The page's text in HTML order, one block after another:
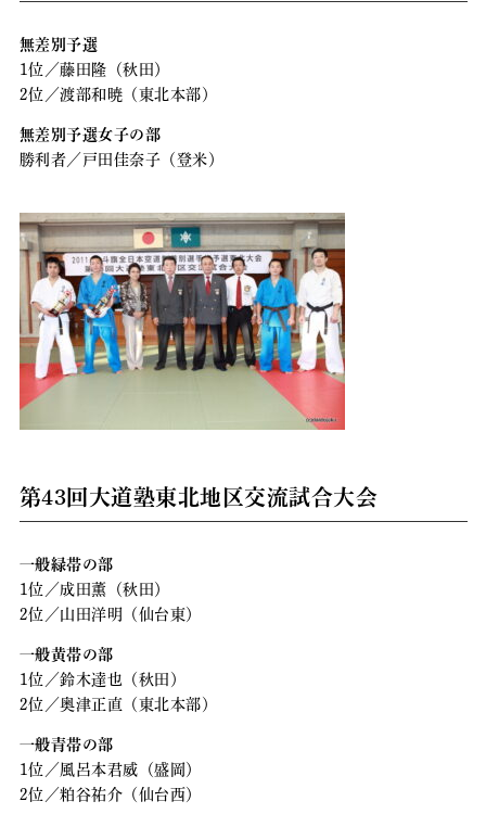
無差別予選
1位／藤田隆（秋田）
2位／渡部和暁（東北本部）
無差別予選女子の部
勝利者／戸田佳奈子（登米）
第43回大道塾東北地区交流試合大会
一般緑帯の部
1位／成田薫（秋田）
2位／山田洋明（仙台東）
一般黄帯の部
1位／鈴木達也（秋田）
2位／奥津正直（東北本部）
一般青帯の部
1位／風呂本君威（盛岡）
2位／粕谷祐介（仙台西）